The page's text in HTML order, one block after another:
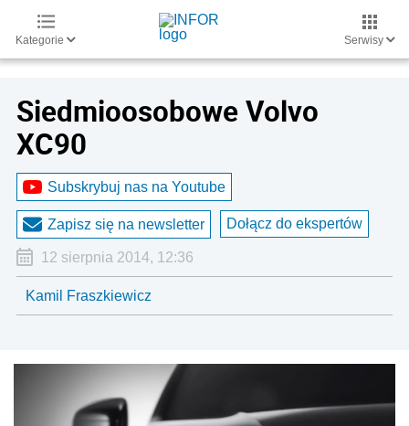
Kategorie Serwisy
Siedmioosobowe Volvo
XC90
Subskrybuj nas na Youtube
Zapisz się na newsletter Dołącz do ekspertów
12 sierpnia 2014, 12:36
Kamil Fraszkiewicz